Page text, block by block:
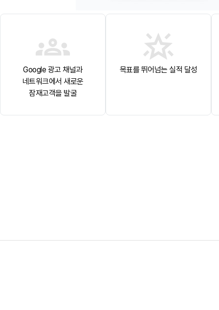
Google 광고 채널과
네트워크에서 새로운
잠재고객을 발굴
목표를 뛰어넘는 실적 달성